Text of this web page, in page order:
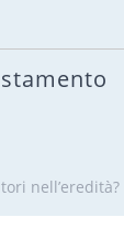
nell’eredità?